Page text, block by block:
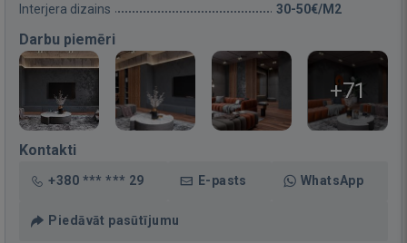
Interjera dizains 30-50€/M2
Darbu piemēri
+71
Kontakti
+380 *** *** 29 E-pasts WhatsApp
Piedāvāt pasūtījumu